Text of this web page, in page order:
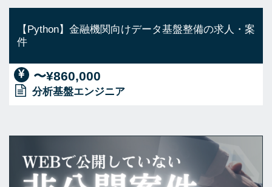
【Python】金融機関向けデータ基盤整備の求人・案
件
〜¥860,000
分析基盤エンジニア